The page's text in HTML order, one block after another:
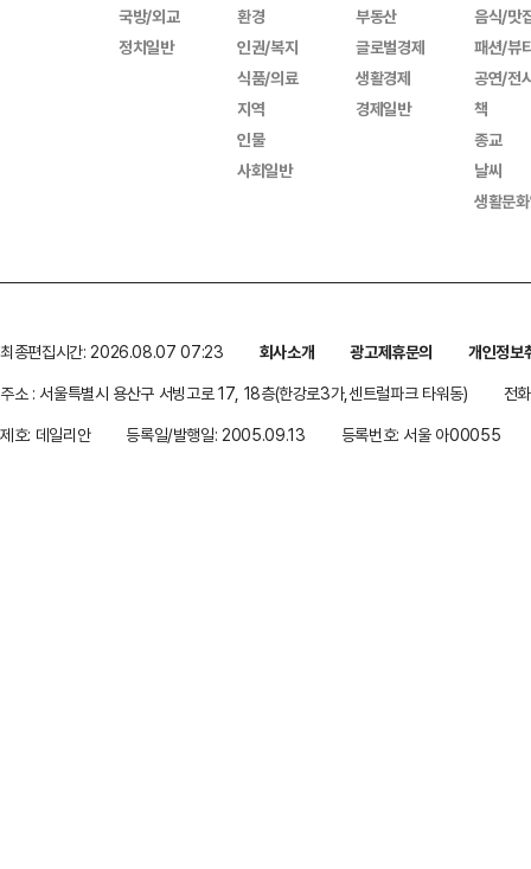
국방/외교
정치일반
환경
인권/복지
식품/의료
지역
인물
사회일반
부동산
글로벌경제
생활경제
경제일반
음식/맛
패션/뷰
공연/전
책
종교
날씨
생활문
최종편집시간: 2026.08.07 07:23 회사소개 광고제휴문의
개인정보
주소 : 서울특별시 용산구 서빙고로 17, 18층(한강로3가,센트럴파크 타워동)
전
제호: 데일리안
등록일/발행일: 2005.09.13 등록번호: 서울 아00055